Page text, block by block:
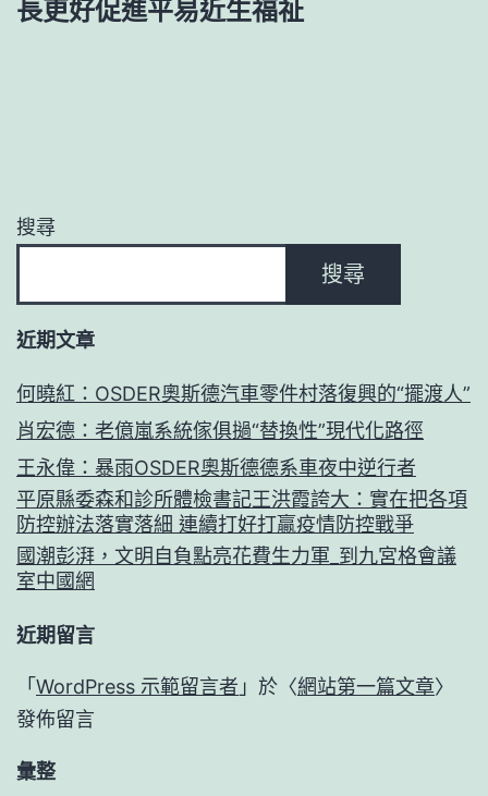
長更好促進平易近生福祉
搜尋
搜尋
近期文章
何曉紅：OSDER奧斯德汽車零件村落復興的“擺渡人”
肖宏德：老億嵐系統傢俱撾“替換性”現代化路徑
王永偉：暴雨OSDER奧斯德德系車夜中逆行者
平原縣委森和診所體檢書記王洪霞誇大：實在把各項
防控辦法落實落細 連續打好打贏疫情防控戰爭
國潮彭湃，文明自負點亮花費生力軍_到九宮格會議
室中國網
近期留言
「 WordPress 示範留言者 」於〈網站第一篇文章〉
發佈留言
彙整